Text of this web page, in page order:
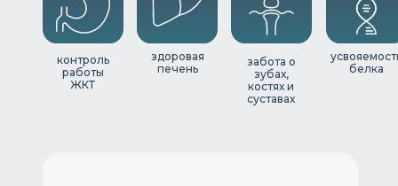
белка
забота о
зубах,
костях и
суставах
контроль
работы
ЖКТ
здоровая
печень